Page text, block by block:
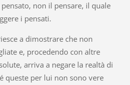
non il pensare, il quale
i pensati.
a dimostrare che non
e, procedendo con altre
arriva a negare la realtà di
queste per lui non sono vere